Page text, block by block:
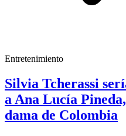
Entretenimiento
Silvia Tcherassi
a Ana Lucía
dama de Colombia